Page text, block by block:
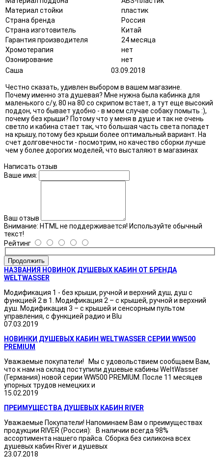
Материал стойки
пластик
Страна бренда
Россия
Страна изготовитель
Китай
Гарантия производителя
24 месяца
Хромотерапия
нет
Озонирование
нет
Саша
03.09.2018
Честно сказать, удивлен выбором в вашем магазине.
Почему именно эта душевая? Мне нужна была кабинка для
маленького с/у, 80 на 80 со скрипом встает, а тут еще высокий
поддон, что бывает удобно - в моем случае собаку помыть :),
почему без крыши? Потому что у меня в душе и так не очень
светло и кабина стает так, что большая часть света попадет
на крышу, потому без крыши более оптимальный вариант. На
счет долговечности - посмотрим, но качество сборки лучше
чем у более дорогих моделей, что высталяют в магазинах
Написать отзыв
Ваше имя:
Ваш отзыв
Внимание: HTML не поддерживается! Используйте обычный
текст!
Рейтинг
Продолжить
НАЗВАНИЯ НОВИНОК ДУШЕВЫХ КАБИН ОТ БРЕНДА
WELTWASSER
Модификация 1 - без крыши, ручной и верхний душ, душ с
функцией 2 в 1. Модификация 2 – с крышей, ручной и верхний
душ. Модификация 3 – с крышей и сенсорным пультом
управления, с функцией радио и Blu
07.03.2019
НОВИНКИ ДУШЕВЫХ КАБИН WELTWASSER СЕРИИ WW500
PREMIUM
Уважаемые покупатели! Мы с удовольствием сообщаем Вам,
что к нам на склад поступили душевые кабины WeltWasser
(Германия) новой серии WW500 PREMIUM. После 11 месяцев
упорных трудов немецких и
15.02.2019
ПРЕИМУЩЕСТВА ДУШЕВЫХ КАБИН RIVER
Уважаемые Покупатели! Напоминаем Вам о преимуществах
продукции RIVER (Россия): В наличии всегда 98%
ассортимента нашего прайса. Сборка без силикона всех
душевых кабин River и душевых
23.07.2018